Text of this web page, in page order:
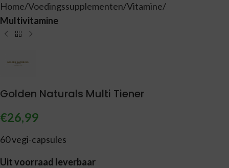
Home Voedingssupplementen Vitamine
Multivitamine
Golden Naturals Multi Tiener
€26,99
60 vegi-capsules
Uit voorraad leverbaar